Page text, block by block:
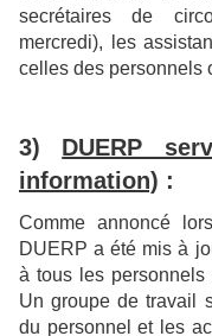
secrétaires de
mercredi), les
celles des personnels
3) DUERP
information) :
Comme annoncé
DUERP a été mis à
à tous les personnels
Un groupe de travail
du personnel et les